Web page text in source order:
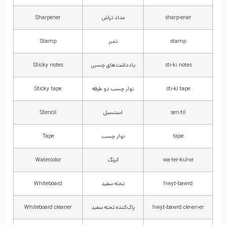
sharp-ener مداد تراش Sharpener
stamp تمبر Stamp
sti-ki notes یادداشت‌های چسبی Sticky notes
sti-ki tape نوار چسب دو طرفه Sticky tape
sen-til استنسیل Stencil
tape نوار چسب Tape
wa-ter-kul-or آبرنگ Watercolor
hwyt-bawrd تخته سفید Whiteboard
hwyt-bawrd cle-an-er پاک‌کننده تخته سفید Whiteboard cleaner